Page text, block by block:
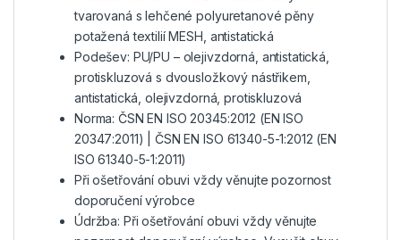
tvarovaná s lehčené polyuretanové pěny
potažená textilií MESH, antistatická
Podešev: PU/PU – olejivzdorná, antistatická,
protiskluzová s dvousložkový nástřikem,
antistatická, olejivzdorná, protiskluzová
Norma: ČSN EN ISO 20345:2012 (EN ISO
20347:2011) | ČSN EN ISO 61340-5-1:2012 (EN
ISO 61340-5-1:2011)
Při ošetřování obuvi vždy věnujte pozornost
doporučení výrobce
Údržba: Při ošetřování obuvi vždy věnujte